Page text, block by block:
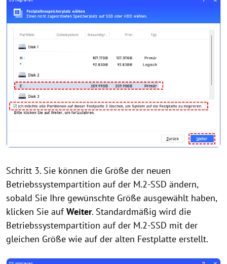
Schritt 3. Sie können die Größe der neuen
Betriebssystempartition auf der M.2-SSD ändern,
sobald Sie Ihre gewünschte Größe ausgewählt haben,
klicken Sie aufWeiter. Standardmäßig wird die
Betriebssystempartition auf der M.2-SSD mit der
gleichen Größe wie auf der alten Festplatte erstellt.